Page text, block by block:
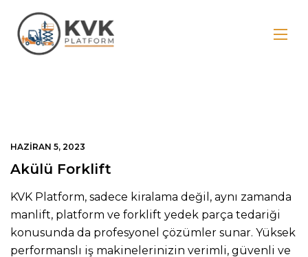
HAZIRAN 5, 2023
Akülü Forklift
KVK Platform, sadece kiralama değil, aynı zamanda
manlift, platform ve forklift yedek parça tedariği
konusunda da profesyonel çözümler sunar. Yüksek
performanslı iş makinelerinizin verimli, güvenli ve